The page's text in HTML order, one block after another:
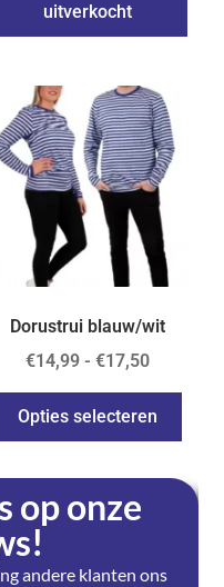
uitverkocht
Dorustrui blauw/wit
€14,99 - €17,50
Opties selecteren
op onze
andere klanten ons